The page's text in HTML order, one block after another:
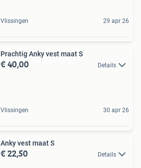
Vlissingen 29 apr 26
Prachtig Anky vest maat S
€ 40,00 Details
Vlissingen 30 apr 26
Anky vest maat S
€ 22,50 Details